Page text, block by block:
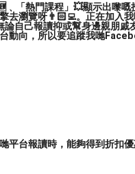
伽拉伸，不僅
是，瑜伽並不
關節穩定的最
現彈響變形，
「熱門課程」💥顯示出嚟嘅
去瀏覽呀👨🏻‍💻。正在加入我
自己報讀抑或幫身邊親朋戚
動向，所以要追蹤我哋
平台報讀時，能夠得到折扣